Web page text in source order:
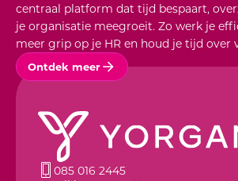
centraal platform dat tijd bespaart,
je organisatie meegroeit. Zo werk je
meer grip op je HR en houd je tijd over
Ontdek meer
085 016 2445